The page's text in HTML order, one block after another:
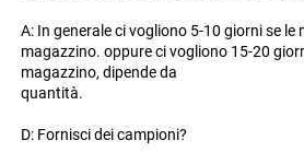
A: In generale ci vogliono 5-10 giorni se le
magazzino. oppure ci vogliono 15-20
magazzino, dipende da
quantità.
D: Fornisci dei campioni?